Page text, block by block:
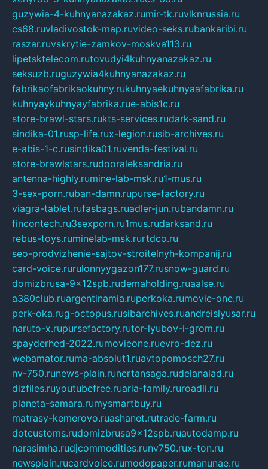
guzywia-4-kuhnyanazakaz.rumir-tk.ruvlknrussia.ru
cs68.ruvladivostok-map.ruvideo-seks.rubankaribi.ru
raszar.ruvskrytie-zamkov-moskva113.ru
lipetsktelecom.rutovudyi4kuhnyanazakaz.ru
seksuzb.ruguzywia4kuhnyanazakaz.ru
fabrikaofabrikaokuhny.rukuhnyaekuhnyaafabrika.ru
kuhnyaykuhnyayfabrika.rue-abis1c.ru
store-brawl-stars.rukts-services.rudark-sand.ru
sindika-01.rusp-life.rux-legion.rusib-archives.ru
e-abis-1-c.rusindika01.ruvenda-festival.ru
store-brawlstars.rudooraleksandria.ru
antenna-highly.rumine-lab-msk.ru1-mus.ru
3-sex-porn.ruban-damn.rupurse-factory.ru
viagra-tablet.rufasbags.ruadler-jun.rubandamn.ru
fincontech.ru3sexporn.ru1mus.rudarksand.ru
rebus-toys.ruminelab-msk.rurtdco.ru
seo-prodvizhenie-sajtov-stroitelnyh-kompanij.ru
card-voice.rurulonnyygazon177.rusnow-guard.ru
domizbrusa-9x12spb.rudemaholding.ruaalse.ru
a380club.ruargentinamia.ruperkoka.rumovie-one.ru
perk-oka.rug-octopus.rusibarchives.ruandreislyusar.ru
naruto-x.rupursefactory.rutor-lyubov-i-grom.ru
spayderhed-2022.rumovieone.ruevro-dez.ru
webamator.ruma-absolut1.ruavtopomosch27.ru
nv-750.runews-plain.runertansaga.rudelanalad.ru
dizfiles.ruyoutubefree.ruaria-family.ruroadli.ru
planeta-samara.rumysmartbuy.ru
matrasy-kemerovo.ruashanet.rutrade-farm.ru
dotcustoms.rudomizbrusa9x12spb.ruautodamp.ru
narasimha.rudjcommodities.runv750.rux-ton.ru
newsplain.rucardvoice.rumodopaper.rumanunae.ru